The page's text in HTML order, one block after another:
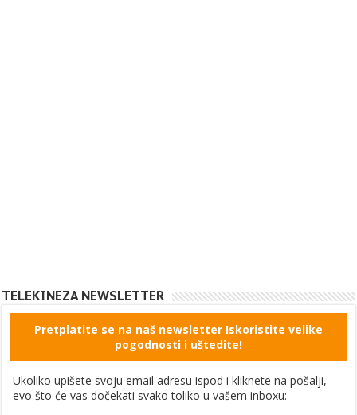
TELEKINEZA NEWSLETTER
Pretplatite se na naš newsletter Iskoristite velike
pogodnosti i uštedite!
Ukoliko upišete svoju email adresu ispod i kliknete na pošalji,
evo što će vas dočekati svako toliko u vašem inboxu: